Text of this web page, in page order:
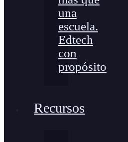
una
escuela.
Edtech
con
propósito
Recursos